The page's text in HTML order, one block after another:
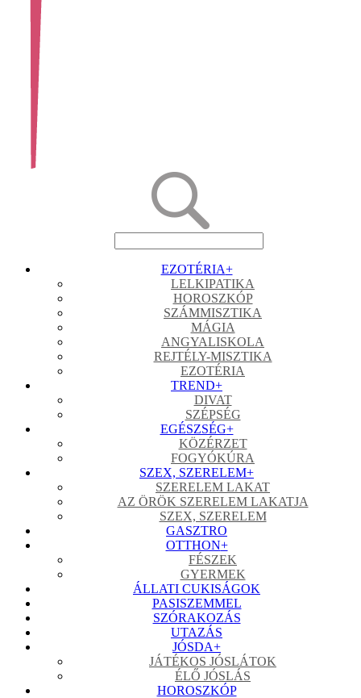
EZOTÉRIA+
LELKIPATIKA
HOROSZKÓP
SZÁMMISZTIKA
MÁGIA
ANGYALISKOLA
REJTÉLY-MISZTIKA
EZOTÉRIA
TREND+
DIVAT
SZÉPSÉG
EGÉSZSÉG+
KÖZÉRZET
FOGYÓKÚRA
SZEX, SZERELEM+
SZERELEM LAKAT
AZ ÖRÖK SZERELEM LAKATJA
SZEX, SZERELEM
GASZTRO
OTTHON+
FÉSZEK
GYERMEK
ÁLLATI CUKISÁGOK
PASISZEMMEL
SZÓRAKOZÁS
UTAZÁS
JÓSDA+
JÁTÉKOS JÓSLÁTOK
ÉLŐ JÓSLÁS
HOROSZKÓP